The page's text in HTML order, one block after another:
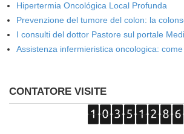
Hipertermia Oncológica Local Profunda
Prevenzione del tumore del colon: la
I consulti del dottor Pastore sul portale
Assistenza infermieristica oncologica:
CONTATORE VISITE